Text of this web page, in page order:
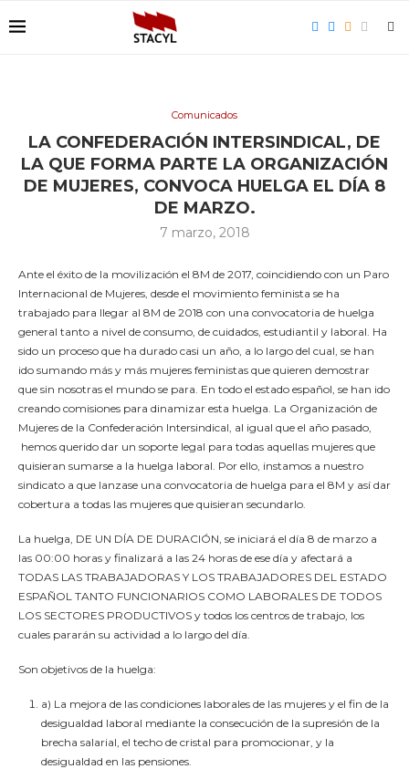
Comunicados
LA CONFEDERACIÓN INTERSINDICAL, DE
LA QUE FORMA PARTE LA ORGANIZACIÓN
DE MUJERES, CONVOCA HUELGA EL DÍA 8
DE MARZO.
7 marzo, 2018
Ante el éxito de la movilización el 8M de 2017, coincidiendo con un Paro
Internacional de Mujeres, desde el movimiento feminista se ha
trabajado para llegar al 8M de 2018 con una convocatoria de huelga
general tanto a nivel de consumo, de cuidados, estudiantil y laboral. Ha
sido un proceso que ha durado casi un año, a lo largo del cual, se han
ido sumando más y más mujeres feministas que quieren demostrar
que sin nosotras el mundo se para. En todo el estado español, se han ido
creando comisiones para dinamizar esta huelga. La Organización de
Mujeres de la Confederación Intersindical, al igual que el año pasado,
hemos querido dar un soporte legal para todas aquellas mujeres que
quisieran sumarse a la huelga laboral. Por ello, instamos a nuestro
sindicato a que lanzase una convocatoria de huelga para el 8M y así dar
cobertura a todas las mujeres que quisieran secundarlo.
La huelga, DE UN DÍA DE DURACIÓN, se iniciará el día 8 de marzo a
las 00:00 horas y finalizará a las 24 horas de ese día y afectará a
TODAS LAS TRABAJADORAS Y LOS TRABAJADORES DEL ESTADO
ESPAÑOL TANTO FUNCIONARIOS COMO LABORALES DE TODOS
LOS SECTORES PRODUCTIVOS y todos los centros de trabajo, los
cuales pararán su actividad a lo largo del día.
Son objetivos de la huelga:
a) La mejora de las condiciones laborales de las mujeres y el fin de la
desigualdad laboral mediante la consecución de la supresión de la
brecha salarial, el techo de cristal para promocionar, y la
desigualdad en las pensiones.